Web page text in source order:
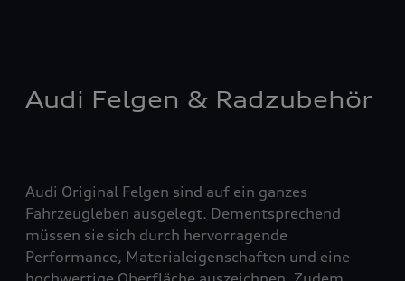
Audi Felgen & Radzubehör
Audi Original Felgen sind auf ein ganzes
Fahrzeugleben ausgelegt. Dementsprechend
müssen sie sich durch hervorragende
Performance, Materialeigenschaften und eine